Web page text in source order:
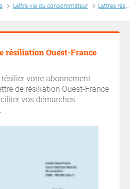
Lettre vie du consommateur Lettres résiliation
résiliation Ouest-France
votre abonnement
de résiliation Ouest-France
vos démarches